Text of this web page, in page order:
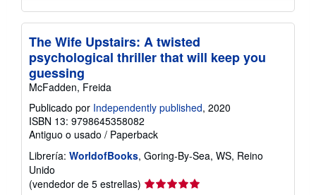
The Wife Upstairs: A twisted
psychological thriller that will keep you
guessing
McFadden, Freida
Publicado por Independently published, 2020
ISBN 13: 9798645358082
Antiguo o usado / Paperback
Librería: WorldofBooks, Goring-By-Sea, WS, Reino
Unido
(vendedor de 5 estrellas) Calificación